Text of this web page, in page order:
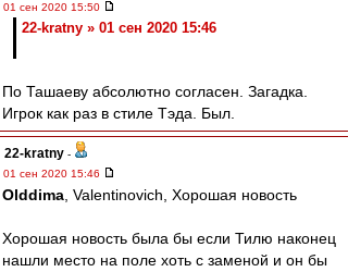
01 сен 2020 15:50
22-kratny » 01 сен 2020 15:46
По Ташаеву абсолютно согласен. Загадка.
Игрок как раз в стиле Тэда. Был.
22-kratny -
01 сен 2020 15:46
Olddima , Valentinovich, Хорошая новость
Хорошая новость была бы если Тилю наконец
нашли место на поле хоть с заменой и он бы